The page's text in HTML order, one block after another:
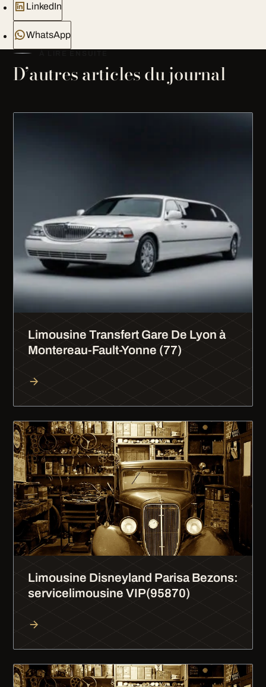
LinkedIn
WhatsApp
D’autres articles du journal
Limousine Transfert Gare De Lyon à
Montereau-Fault-Yonne (77)
Limousine Disneyland Parisa Bezons:
servicelimousine VIP(95870)